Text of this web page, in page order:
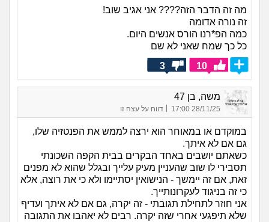
מה זה הדבר הזה???? אני אגיב שוב!
זה נורה אדומה
כמה הפ*רנו הורס אנשים היום.
כל כך שמח שאני לא שם
10
3
משה, בן 47
28/11/25 17:00 דווח על עצה זו
במוקדם או במאוחר הוא ירצה לממש את הפנטזיה שלו,
גם אם לא איתך.
כשאתם יושבים באחד הבקרים בבית הקפה השכונתי
תסבירי לו שוב שהעניין מעיק עלייך ובגלל שהוא לא מפנים
זאת, אם זה יימשך - הנישואין יסתיימו ולא כי את רוצה, אלא
כי זה בניגוד לעקרונותייך.
אני חוזר לתחילת תגובתי - זה יקרה, גם אם לא איתך ועדיף
שלא תיפגעי אחרי שזה יקרה. רבים לא יאהבו את התגובה